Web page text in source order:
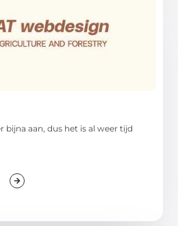
bijna aan, dus het is al weer tijd